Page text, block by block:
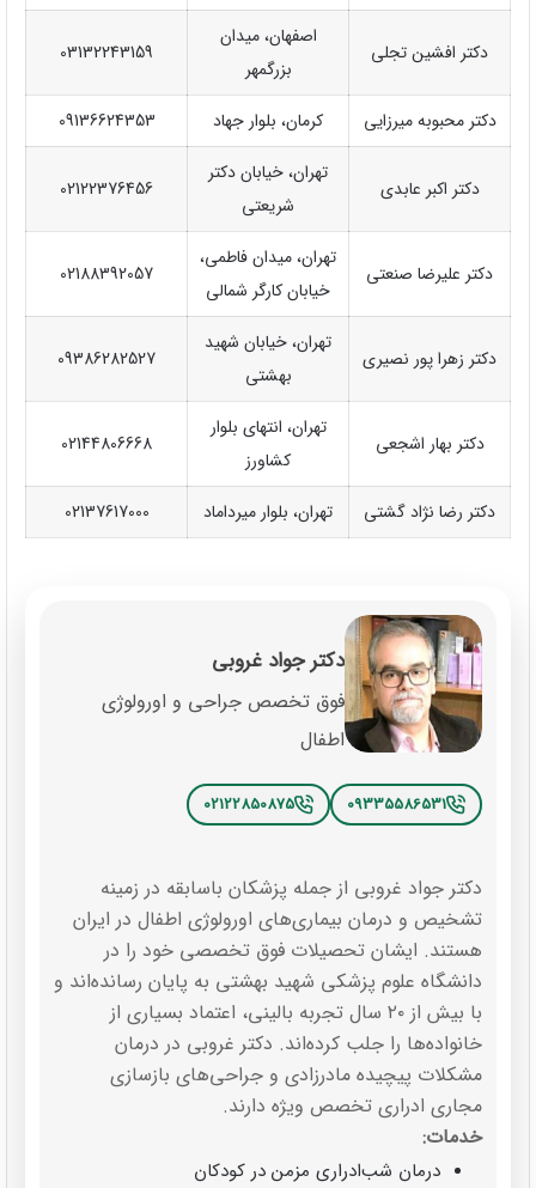
دکتر افشین تجلی
اصفهان، میدان
بزرگمهر
03132243159
دکتر محبوبه میرزایی کرمان، بلوار جهاد 09136624353
دکتر اکبر عابدی
تهران، خیابان دکتر
شریعتی
02122376456
دکتر علیرضا صنعتی
تهران، میدان فاطمی،
خیابان کارگر شمالی
02188392057
دکتر زهرا پور نصیری
تهران، خیابان شهید
بهشتی
09386282527
دکتر بهار اشجعی
تهران، انتهای بلوار
کشاورز
02144806668
دکتر رضا نژاد گشتی تهران، بلوار میرداماد 02137617000
دکتر جواد غروبی
فوق تخصص جراحی و اورولوژی
اطفال
09335586531
02122850875
دکتر جواد غروبی از جمله پزشکان باسابقه در زمینه
تشخیص و درمان بیماری‌های اورولوژی اطفال در ایران
هستند. ایشان تحصیلات فوق تخصصی خود را در
دانشگاه علوم پزشکی شهید بهشتی به پایان رسانده‌اند و
با بیش از ۲۰ سال تجربه بالینی، اعتماد بسیاری از
خانواده‌ها را جلب کرده‌اند. دکتر غروبی در درمان
مشکلات پیچیده مادرزادی و جراحی‌های بازسازی
مجاری ادراری تخصص ویژه دارند.
خدمات:
درمان شب‌ادراری مزمن در کودکان